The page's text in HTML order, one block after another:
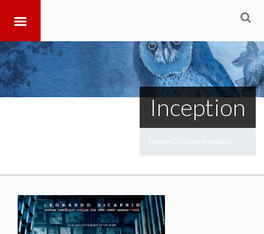
Inception